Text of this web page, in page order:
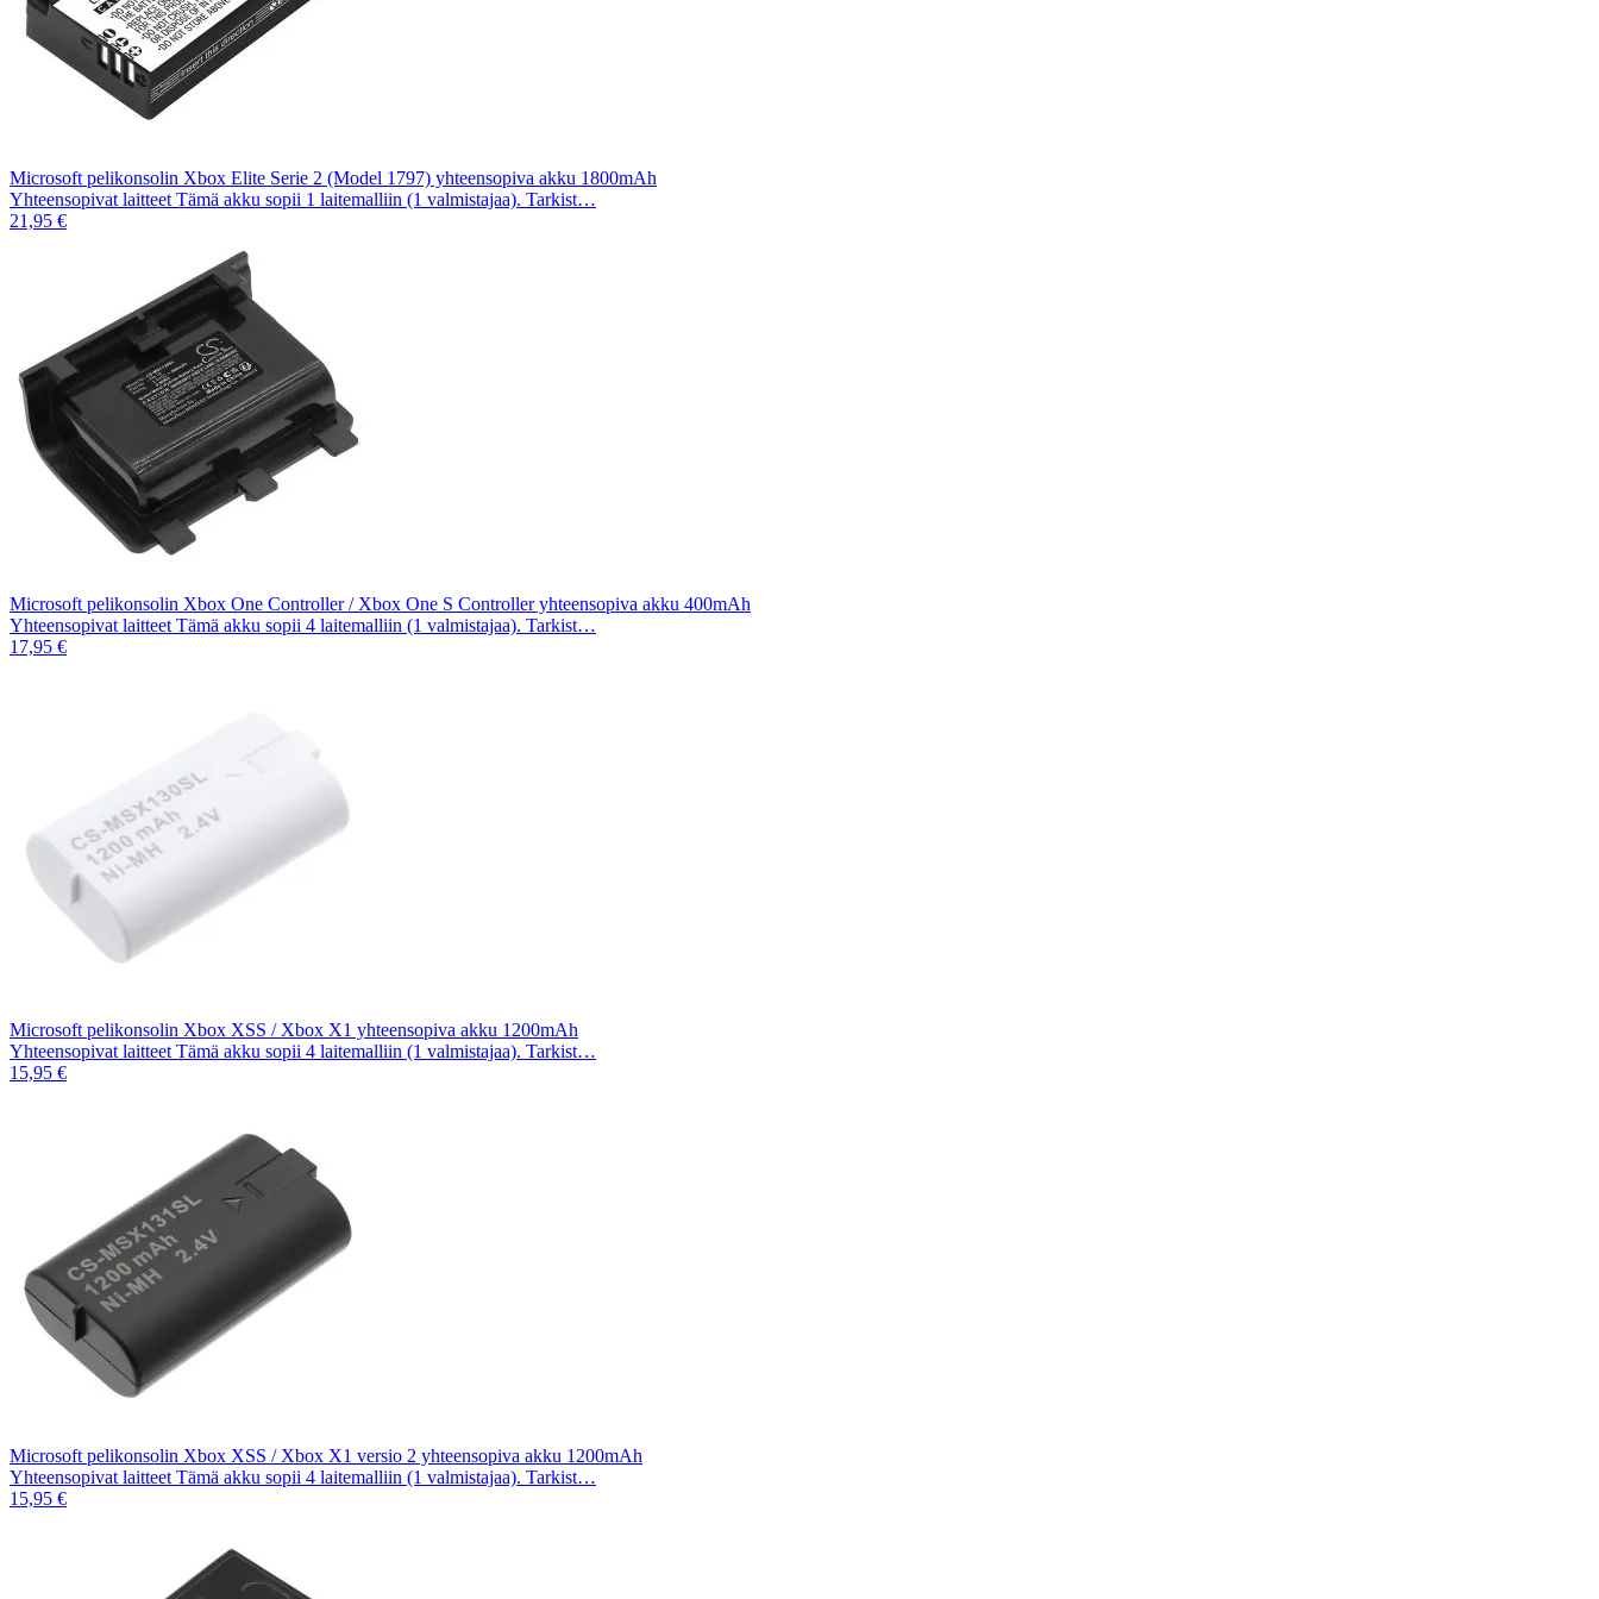
Microsoft pelikonsolin Xbox Elite Serie 2 (Model 1797) yhteensopiva akku 1800mAh
Yhteensopivat laitteet Tämä akku sopii 1 laitemalliin (1 valmistajaa). Tarkist…
21,95 €
Microsoft pelikonsolin Xbox One Controller / Xbox One S Controller yhteensopiva akku 400mAh
Yhteensopivat laitteet Tämä akku sopii 4 laitemalliin (1 valmistajaa). Tarkist…
17,95 €
Microsoft pelikonsolin Xbox XSS / Xbox X1 yhteensopiva akku 1200mAh
Yhteensopivat laitteet Tämä akku sopii 4 laitemalliin (1 valmistajaa). Tarkist…
15,95 €
Microsoft pelikonsolin Xbox XSS / Xbox X1 versio 2 yhteensopiva akku 1200mAh
Yhteensopivat laitteet Tämä akku sopii 4 laitemalliin (1 valmistajaa). Tarkist…
15,95 €